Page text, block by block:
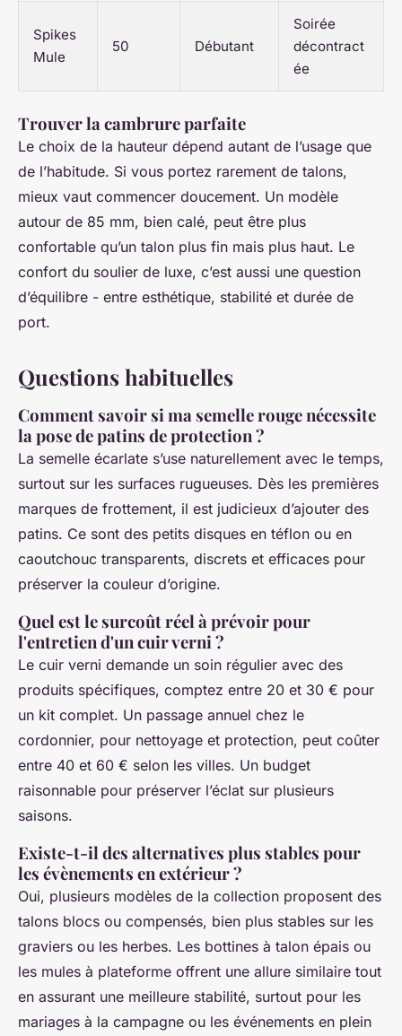
Spikes
Mule
50 Débutant
Soirée
décontract
ée
Trouver la cambrure parfaite
Le choix de la hauteur dépend autant de l’usage que
de l’habitude. Si vous portez rarement de talons,
mieux vaut commencer doucement. Un modèle
autour de 85 mm, bien calé, peut être plus
confortable qu’un talon plus fin mais plus haut. Le
confort du soulier de luxe, c’est aussi une question
d’équilibre - entre esthétique, stabilité et durée de
port.
Questions habituelles
Comment savoir si ma semelle rouge nécessite
la pose de patins de protection ?
La semelle écarlate s’use naturellement avec le temps,
surtout sur les surfaces rugueuses. Dès les premières
marques de frottement, il est judicieux d’ajouter des
patins. Ce sont des petits disques en téflon ou en
caoutchouc transparents, discrets et efficaces pour
préserver la couleur d’origine.
Quel est le surcoût réel à prévoir pour
l'entretien d'un cuir verni ?
Le cuir verni demande un soin régulier avec des
produits spécifiques, comptez entre 20 et 30 € pour
un kit complet. Un passage annuel chez le
cordonnier, pour nettoyage et protection, peut coûter
entre 40 et 60 € selon les villes. Un budget
raisonnable pour préserver l’éclat sur plusieurs
saisons.
Existe-t-il des alternatives plus stables pour
les évènements en extérieur ?
Oui, plusieurs modèles de la collection proposent des
talons blocs ou compensés, bien plus stables sur les
graviers ou les herbes. Les bottines à talon épais ou
les mules à plateforme offrent une allure similaire tout
en assurant une meilleure stabilité, surtout pour les
mariages à la campagne ou les événements en plein